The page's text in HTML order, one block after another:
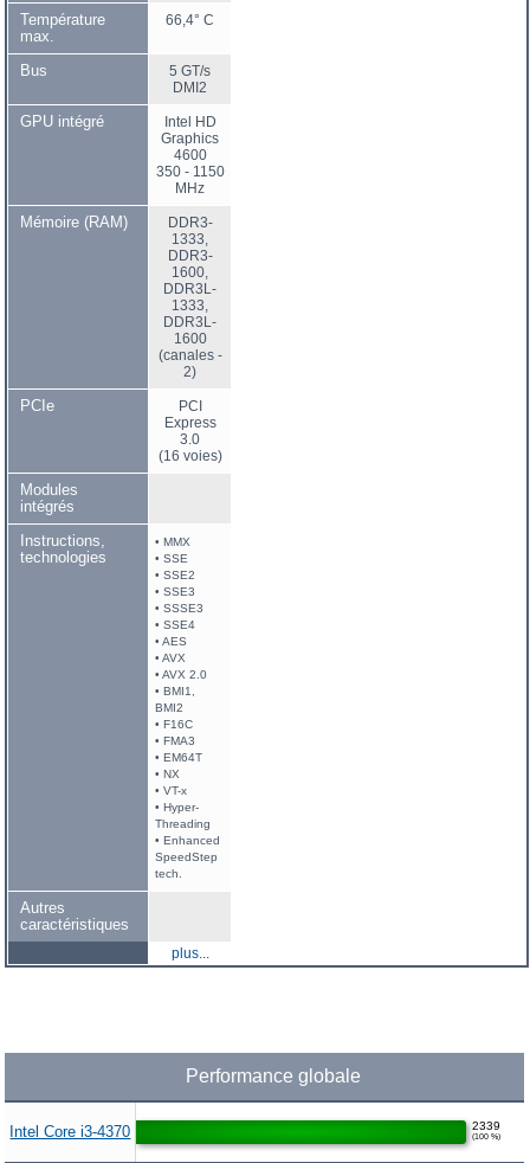
Température
max.
66,4° C
Bus
5 GT/s
DMI2
GPU intégré
Intel HD
Graphics
4600
350 - 1150
MHz
Mémoire (RAM)
DDR3-
1333,
DDR3-
1600,
DDR3L-
1333,
DDR3L-
1600
(canales -
2)
PCIe
PCI
Express
3.0
(16 voies)
Modules
intégrés
Instructions,
technologies
• MMX
• SSE
• SSE2
• SSE3
• SSSE3
• SSE4
• AES
• AVX
• AVX 2.0
• BMI1,
BMI2
• F16C
• FMA3
• EM64T
• NX
• VT-x
• Hyper-
Threading
• Enhanced
SpeedStep
tech.
Autres
caractéristiques
plus...
Performance globale
Intel Core i3-4370 2339
(100 %)